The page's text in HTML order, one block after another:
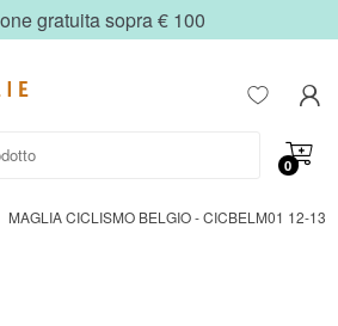
gratuita sopra € 100
0
MAGLIA CICLISMO BELGIO - CICBELM01 12-13